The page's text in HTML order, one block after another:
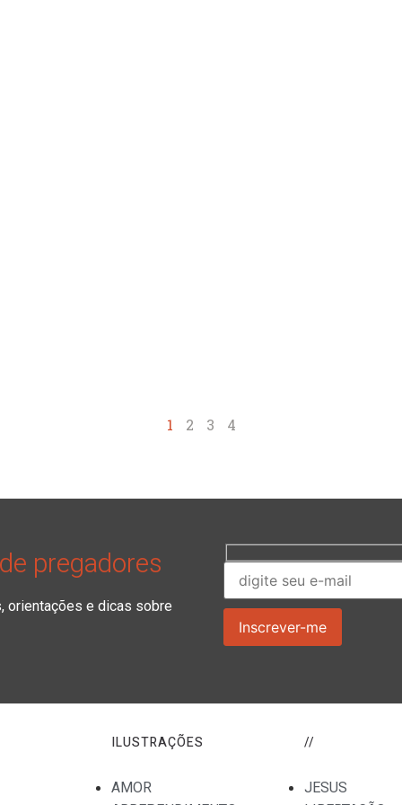
1 2 3 4
pregadores
orientações e dicas sobre
ILUSTRAÇÕES
AMOR
//
JESUS